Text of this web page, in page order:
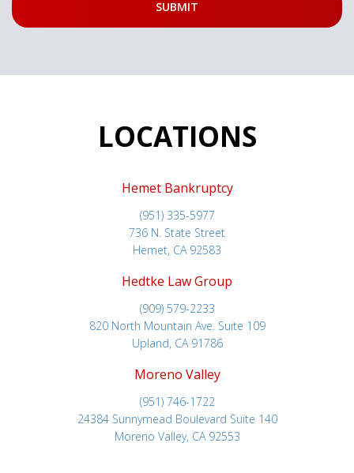
LOCATIONS
Hemet Bankruptcy
(951) 335-5977
736 N. State Street
Hemet, CA 92583
Hedtke Law Group
(909) 579-2233
820 North Mountain Ave. Suite 109
Upland, CA 91786
Moreno Valley
(951) 746-1722
24384 Sunnymead Boulevard Suite 140
Moreno Valley, CA 92553